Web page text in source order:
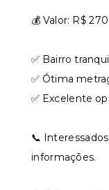
💰 Valor: R$
✅ Bairro
✅ Ótima
✅ Excelente
📞
informações.